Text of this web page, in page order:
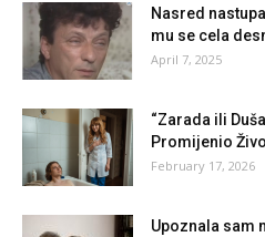
Nasred
mu se cela
April 7, 2025
“Zarada ili
Promijenio
February 17, 2026
Upoznala sam